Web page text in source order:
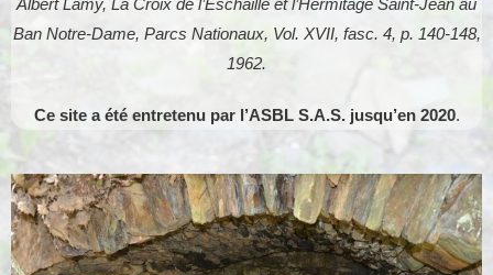
Ban Notre-Dame, Parcs Nationaux, Vol. XVII, fasc. 4, p. 140-148,
1962.
Ce site a été entretenu par l’ASBL S.A.S. jusqu’en 2020.